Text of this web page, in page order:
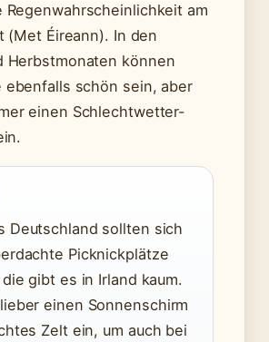
Regenwahrscheinlichkeit am
(Met Éireann). In den
Herbstmonaten können
ebenfalls schön sein, aber
einen Schlechtwetter-
Deutschland sollten sich
Picknickplätze
gibt es in Irland kaum.
einen Sonnenschirm
Zelt ein, um auch bei